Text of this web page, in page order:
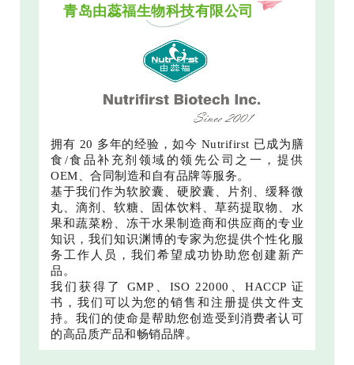
青岛由蕊福生物科技有限公司
拥有 20 多年的经验，如今 Nutrifirst 已成为膳
食/食品补充剂领域的领先公司之一，提供
OEM、合同制造和自有品牌等服务。
基于我们作为软胶囊、硬胶囊、片剂、缓释微
丸、滴剂、软糖、固体饮料、草药提取物、水
果和蔬菜粉、冻干水果制造商和供应商的专业
知识，我们知识渊博的专家为您提供个性化服
务工作人员，我们希望成功协助您创建新产
品。
我们获得了 GMP、ISO 22000、HACCP 证
书，我们可以为您的销售和注册提供文件支
持。我们的使命是帮助您创造受到消费者认可
的高品质产品和畅销品牌。